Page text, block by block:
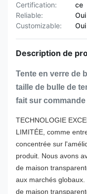
Certification:
ce
Reliable:
Oui
Customizable:
Oui
Description de
Tente en verre de
taille de bulle de
fait sur
TECHNOLOGIE
LIMITÉE, comme
concentrée sur
produit. Nous avons
de maison
aux marchés
de maison